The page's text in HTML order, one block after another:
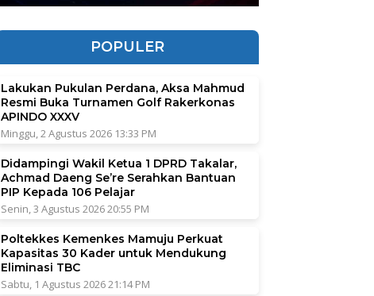
POPULER
Lakukan Pukulan Perdana, Aksa Mahmud
Resmi Buka Turnamen Golf Rakerkonas
APINDO XXXV
Minggu, 2 Agustus 2026 13:33 PM
Didampingi Wakil Ketua 1 DPRD Takalar,
Achmad Daeng Se’re Serahkan Bantuan
PIP Kepada 106 Pelajar
Senin, 3 Agustus 2026 20:55 PM
Poltekkes Kemenkes Mamuju Perkuat
Kapasitas 30 Kader untuk Mendukung
Eliminasi TBC
Sabtu, 1 Agustus 2026 21:14 PM